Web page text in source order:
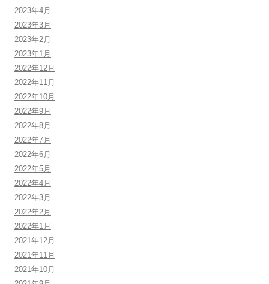
2023年4月
2023年3月
2023年2月
2023年1月
2022年12月
2022年11月
2022年10月
2022年9月
2022年8月
2022年7月
2022年6月
2022年5月
2022年4月
2022年3月
2022年2月
2022年1月
2021年12月
2021年11月
2021年10月